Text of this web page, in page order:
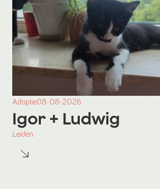
Adoptie08-08-2026
Igor+ Ludwig
Leiden